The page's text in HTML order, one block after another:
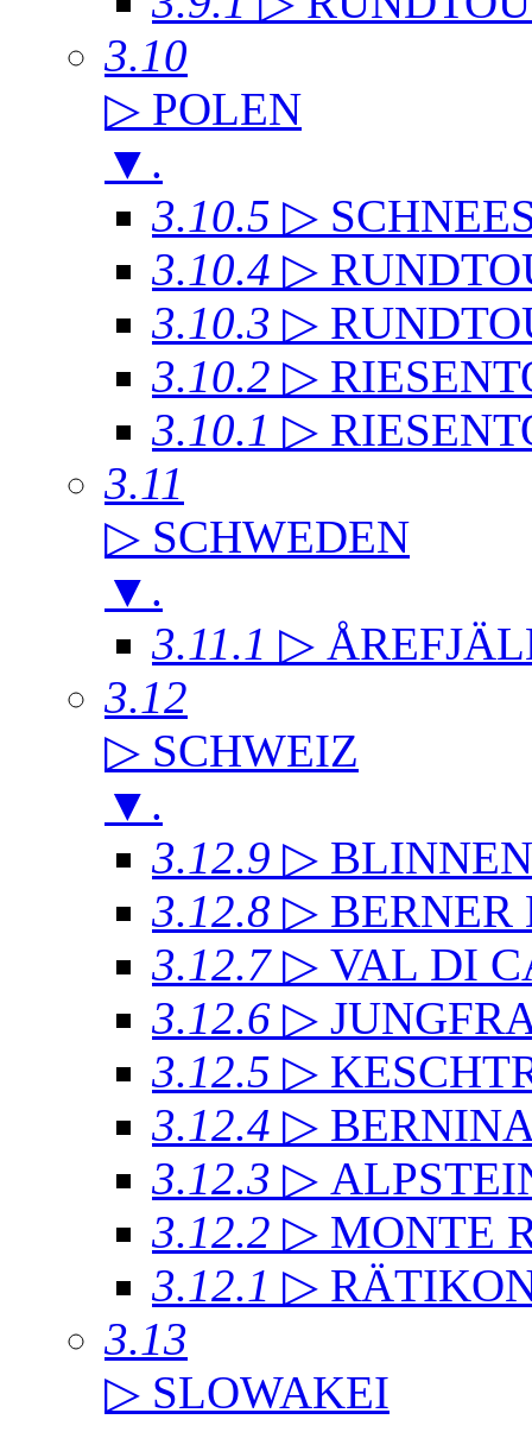
3.10
▷ POLEN
▼ .
3.10.5 ▷
3.10.4 ▷
3.10.3 ▷
3.10.2 ▷
3.10.1 ▷
3.11
▷ SCHWEDEN
▼ .
3.11.1 ▷
3.12
▷ SCHWEIZ
▼ .
3.12.9 ▷
3.12.8 ▷ BERNER
3.12.7 ▷ VAL DI
3.12.6 ▷
3.12.5 ▷
3.12.4 ▷
3.12.3 ▷
3.12.2 ▷ MONTE
3.12.1 ▷
3.13
▷ SLOWAKEI